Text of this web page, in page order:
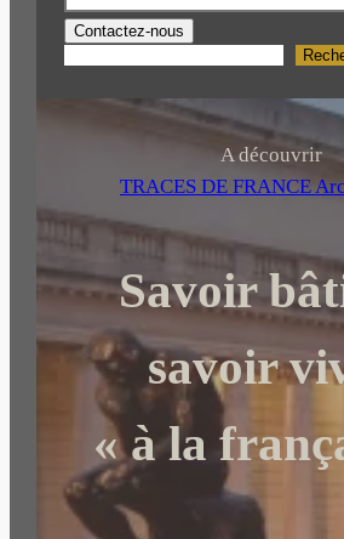
Contactez-nous
R
r
c
h
r
A découvrir
TRACES DE FRANCE
Savoir
savoir
« à la